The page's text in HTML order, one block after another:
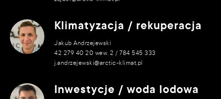
Klimatyzacja / rekuperacja
Jakub Andrzejewski
42 279 40 20 wew. 2 / 784 545 333
j.andrzejewski@arctic-klimat.pl
Inwestycje / woda lodowa